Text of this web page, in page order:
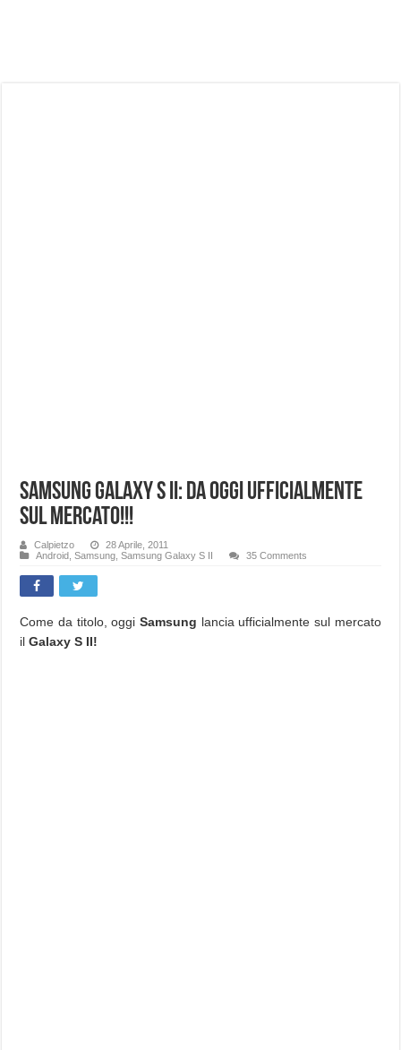
Samsung Galaxy S II: da oggi ufficialmente
sul mercato!!!
Calpietzo
28 Aprile, 2011
Android ,Samsung ,Samsung Galaxy S II 35 Comments
Come da titolo, oggi Samsung lancia ufficialmente sul mercato
ilGalaxy S II!